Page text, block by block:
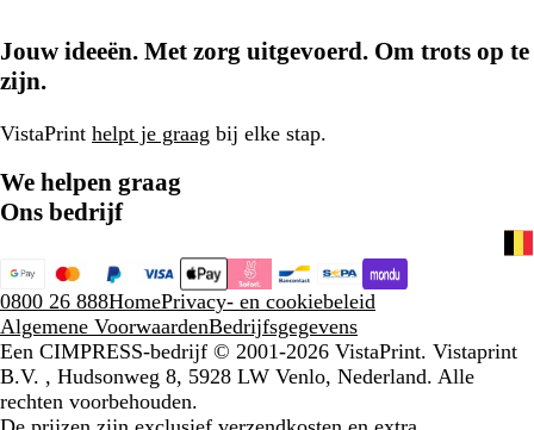
Jouw ideeën. Met zorg uitgevoerd. Om trots op te
zijn.
VistaPrint helpt je graag bij elke stap.
We helpen graag
Ons bedrijf
0800 26 888HomePrivacy- en cookiebeleid
Algemene VoorwaardenBedrijfsgegevens
Een CIMPRESS-bedrijf © 2001-2026 VistaPrint. Vistaprint
B.V. , Hudsonweg 8, 5928 LW Venlo, Nederland. Alle
rechten voorbehouden.